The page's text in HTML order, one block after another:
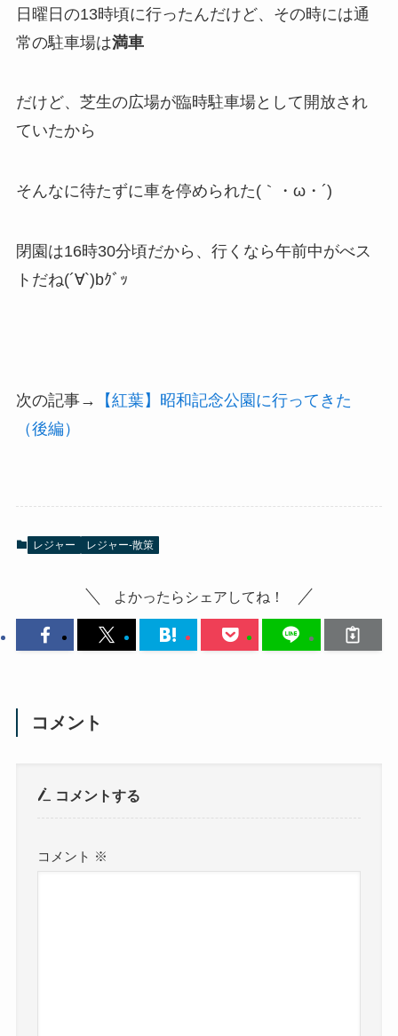
日曜日の13時頃に行ったんだけど、その時には通
常の駐車場は満車
だけど、芝生の広場が臨時駐車場として開放され
ていたから
そんなに待たずに車を停められた(｀・ω・´)
閉園は16時30分頃だから、行くなら午前中がべス
トだね(´∀`)bｸﾞｯ
次の記事→
【紅葉】昭和記念公園に行ってきた
（後編）
レジャー レジャー-散策
よかったらシェアしてね！
コメント
コメントする
コメント ※